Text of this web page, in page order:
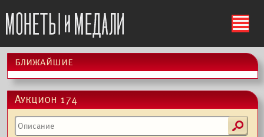
ś
ближайшие
Аукцион 174
s